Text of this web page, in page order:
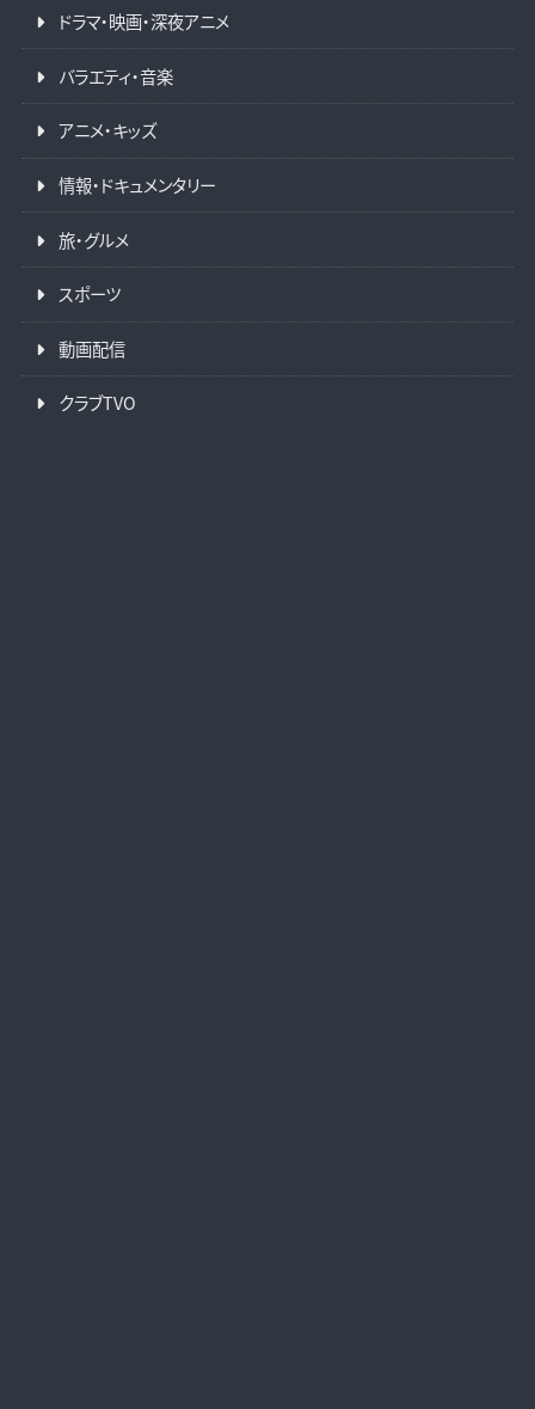
ドラマ・映画・深夜アニメ
バラエティ・音楽
アニメ・キッズ
情報・ドキュメンタリー
旅・グルメ
スポーツ
動画配信
クラブTVO